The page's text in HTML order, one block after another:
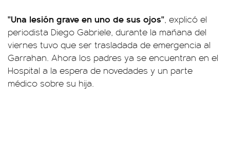
"Una lesión grave en uno de sus ojos", explicó el
periodista Diego Gabriele, durante la mañana del
viernes tuvo que ser trasladada de emergencia al
Garrahan. Ahora los padres ya se encuentran en el
Hospital a la espera de novedades y un parte
médico sobre su hija.